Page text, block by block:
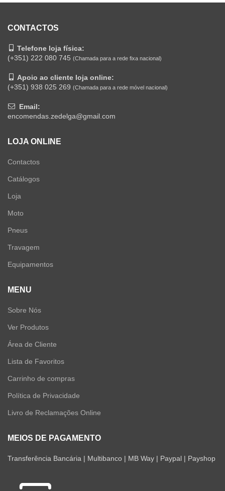
CONTACTOS
Telefone loja física:
(+351) 222 080 745 (Chamada para a rede fixa nacional)
Apoio ao cliente loja online:
(+351) 938 025 269 (Chamada para a rede móvel nacional)
Email:
encomendas.zedelga@gmail.com
LOJA ONLINE
Contactos
Catálogos
Loja
Moto
Pneus
Travagem
Equipamentos
MENU
Sobre Nós
Ver Produtos
Área de Cliente
Lista de Favoritos
Carrinho de compras
Política de Privacidade
Livro de Reclamações Online
MEIOS DE PAGAMENTO
Transferência Bancária | Multibanco | MB Way | Paypal | Payshop